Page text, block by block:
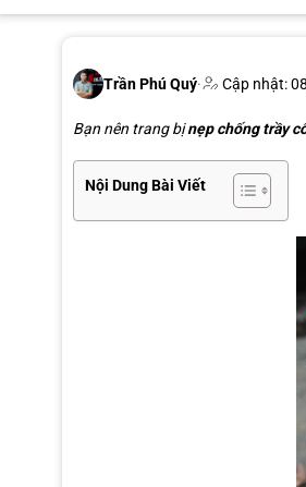
Trần Phú Quý· Cập nhật:
Bạn nên trang bịnẹp chống trầy
Nội Dung Bài Viết